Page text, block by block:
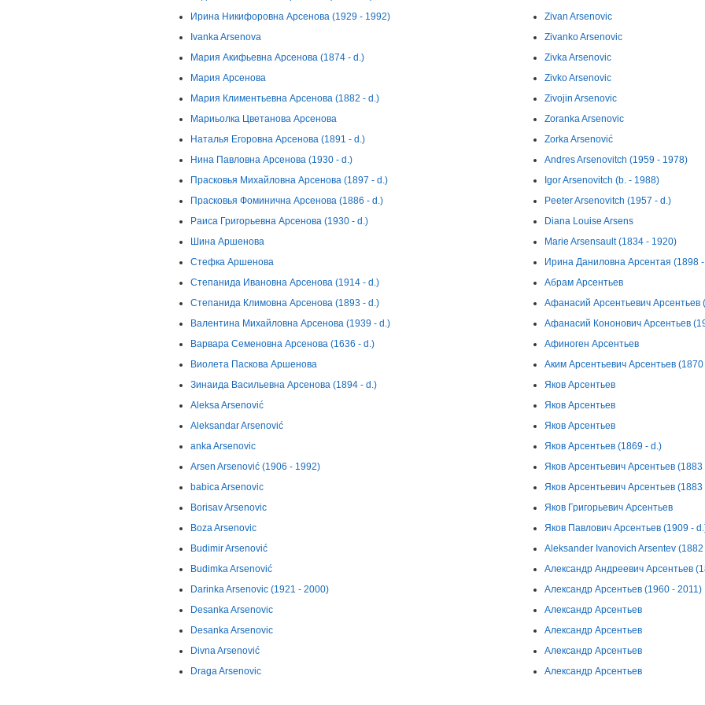
Ирина Никифоровна Арсенова (1929 - 1992)
Ivanka Arsenova
Мария Акифьевна Арсенова (1874 - d.)
Мария Арсенова
Мария Климентьевна Арсенова (1882 - d.)
Мариьолка Цветанова Арсенова
Наталья Егоровна Арсенова (1891 - d.)
Нина Павловна Арсенова (1930 - d.)
Прасковья Михайловна Арсенова (1897 - d.)
Прасковья Фоминична Арсенова (1886 - d.)
Раиса Григорьевна Арсенова (1930 - d.)
Шина Аршенова
Стефка Аршенова
Степанида Ивановна Арсенова (1914 - d.)
Степанида Климовна Арсенова (1893 - d.)
Валентина Михайловна Арсенова (1939 - d.)
Варвара Семеновна Арсенова (1636 - d.)
Виолета Паскова Аршенова
Зинаида Васильевна Арсенова (1894 - d.)
Aleksa Arsenović
Aleksandar Arsenović
anka Arsenovic
Arsen Arsenović (1906 - 1992)
babica Arsenovic
Borisav Arsenovic
Boza Arsenovic
Budimir Arsenović
Budimka Arsenović
Darinka Arsenovic (1921 - 2000)
Desanka Arsenovic
Desanka Arsenovic
Divna Arsenović
Draga Arsenovic
Zivan Arsenovic
Zivanko Arsenovic
Zivka Arsenovic
Zivko Arsenovic
Zivojin Arsenovic
Zoranka Arsenovic
Zorka Arsenović
Andres Arsenovitch (1959 - 1978)
Igor Arsenovitch (b. - 1988)
Peeter Arsenovitch (1957 - d.)
Diana Louise Arsens
Marie Arsensault (1834 - 1920)
Ирина Даниловна Арсентая (1898
Абрам Арсентьев
Афанасий Арсентьевич Арсентьев
Афанасий Кононович Арсентьев
Афиноген Арсентьев
Аким Арсентьевич Арсентьев (1870
Яков Арсентьев
Яков Арсентьев
Яков Арсентьев
Яков Арсентьев (1869 - d.)
Яков Арсентьевич Арсентьев (1883
Яков Арсентьевич Арсентьев (1883
Яков Григорьевич Арсентьев
Яков Павлович Арсентьев (1909 -
Aleksander Ivanovich Arsentev (1882
Александр Андреевич Арсентьев
Александр Арсентьев (1960 - 2011)
Александр Арсентьев
Александр Арсентьев
Александр Арсентьев
Александр Арсентьев